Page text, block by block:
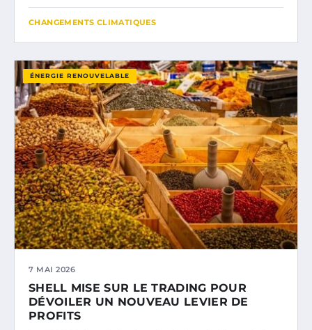
CHANGEMENTS CLIMATIQUES
ÉNERGIE RENOUVELABLE
7 MAI 2026
SHELL MISE SUR LE TRADING POUR
DÉVOILER UN NOUVEAU LEVIER DE
PROFITS